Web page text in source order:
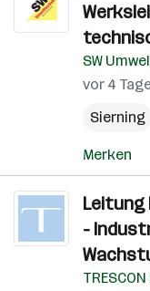
SW
vor 4
Sierning
Merken
Leitung
-